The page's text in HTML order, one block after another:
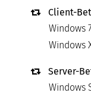
Client-
Windows
Windows
Server-
Windows